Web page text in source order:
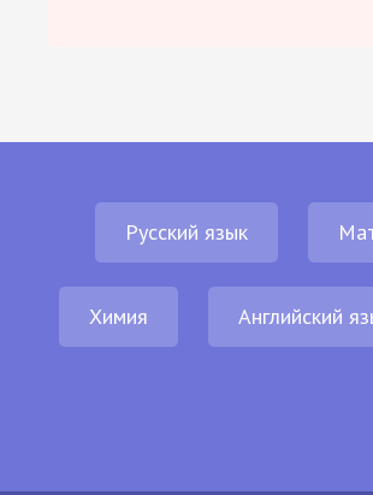
Русский язык
Химия Английский